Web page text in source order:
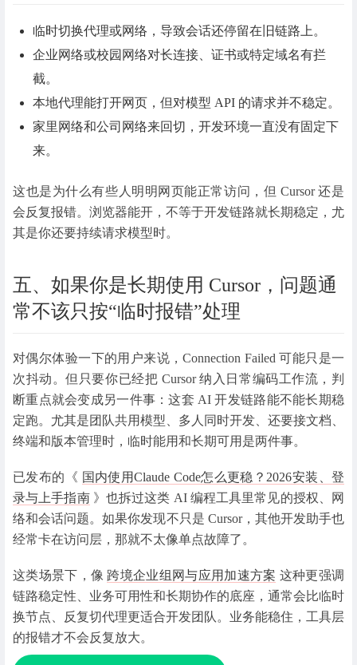
临时切换代理或网络，导致会话还停留在旧链路上。
企业网络或校园网络对长连接、证书或特定域名有拦
截。
本地代理能打开网页，但对模型 API 的请求并不稳定。
家里网络和公司网络来回切，开发环境一直没有固定下
来。
这也是为什么有些人明明网页能正常访问，但 Cursor 还是
会反复报错。浏览器能开，不等于开发链路就长期稳定，尤
其是你还要持续请求模型时。
五、如果你是长期使用 Cursor，问题通
常不该只按“临时报错”处理
对偶尔体验一下的用户来说，Connection Failed 可能只是一
次抖动。但只要你已经把 Cursor 纳入日常编码工作流，判
断重点就会变成另一件事：这套 AI 开发链路能不能长期稳
定跑。尤其是团队共用模型、多人同时开发、还要接文档、
终端和版本管理时，临时能用和长期可用是两件事。
已发布的《 国内使用Claude Code怎么更稳？2026安装、登
录与上手指南》也拆过这类 AI 编程工具里常见的授权、网
络和会话问题。如果你发现不只是 Cursor，其他开发助手也
经常卡在访问层，那就不太像单点故障了。
这类场景下，像 跨境企业组网与应用加速方案 这种更强调
链路稳定性、业务可用性和长期协作的底座，通常会比临时
换节点、反复切代理更适合开发团队。业务能稳住，工具层
的报错才不会反复放大。